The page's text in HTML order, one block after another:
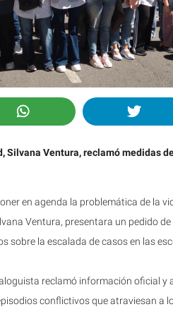
Silvana Ventura, reclamó medidas
en agenda la problemática de la
Ventura, presentara un pedido
sobre la escalada de casos en las
reclamó información oficial y
conflictivos que atraviesan a